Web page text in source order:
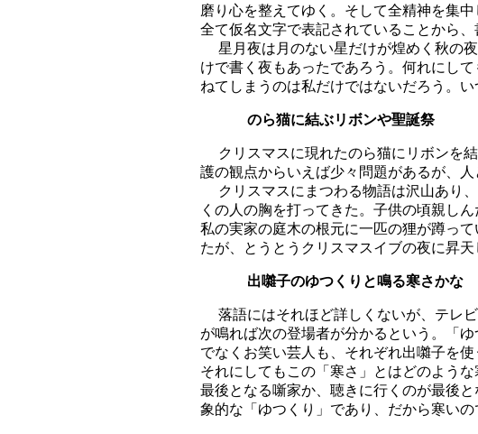
磨り心を整えてゆく。そして全精神を集
全て仮名文字で表記されていることから
星月夜は月のない星だけが煌めく秋の
けで書く夜もあったであろう。何れにし
ねてしまうのは私だけではないだろう。
のら猫に結ぶリボンや聖
クリスマスに現れたのら猫にリボンを
護の観点からいえば少々問題があるが、
クリスマスにまつわる物語は沢山あり
くの人の胸を打ってきた。子供の頃親し
私の実家の庭木の根元に一匹の狸が蹲っ
たが、とうとうクリスマスイブの夜に昇
出囃子のゆつくりと鳴る寒さ
落語にはそれほど詳しくないが、テレ
が鳴れば次の登場者が分かるという。「
でなくお笑い芸人も、それぞれ出囃子を使
それにしてもこの「寒さ」とはどのよう
最後となる噺家か、聴きに行くのが最後
象的な「ゆつくり」であり、だから寒いの